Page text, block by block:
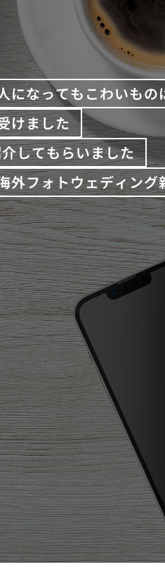
になってもこわいもの
けました
してもらいました
外フォトウェディン